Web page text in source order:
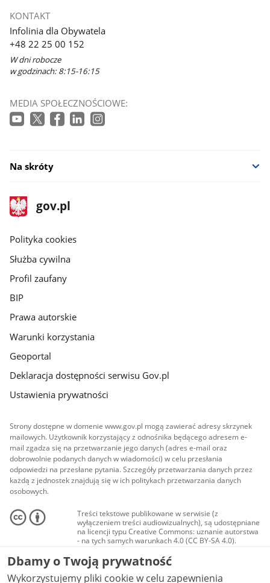
KONTAKT
Infolinia dla Obywatela
+48 22 25 00 152
W dni robocze
w godzinach: 8:15-16:15
MEDIA SPOŁECZNOŚCIOWE:
Na skróty
stopka
gov.pl
Strona
gov.pl
gov.pl
Polityka cookies
Służba cywilna
Profil zaufany
BIP
Prawa autorskie
Warunki korzystania
Geoportal
Deklaracja dostępności serwisu Gov.pl
Ustawienia prywatności
Strony dostępne w domenie www.gov.pl mogą zawierać adresy skrzynek
mailowych. Użytkownik korzystający z odnośnika będącego adresem e-
mail zgadza się na przetwarzanie jego danych (adres e-mail oraz
dobrowolnie podanych danych w wiadomości) w celu przesłania
odpowiedzi na przesłane pytania. Szczegóły przetwarzania danych przez
każdą z jednostek znajdują się w ich politykach przetwarzania danych
osobowych.
Treści tekstowe publikowane w serwisie (z
wyłączeniem treści audiowizualnych), są udostępniane
na licencji typu Creative Commons: uznanie autorstwa
- na tych samych warunkach 4.0 (CC BY-SA 4.0).
Materiały audiowizualne, w tym zdjęcia, materiały
audio i wideo, są udostępniane na licencji typu
Creative Commons: uznanie autorstwa użycie
niekomercyjne - bez utworów zależnych 4.0 (CC BY-
Dbamy o Twoją prywatność
Wykorzystujemy pliki cookie w celu zapewnienia